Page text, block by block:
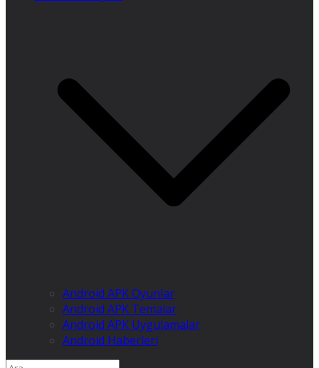
Android APK Oyunlar
Android APK Temalar
Android APK Uygulamalar
Android Haberleri